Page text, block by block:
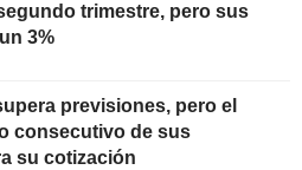
trimestre, pero sus
3%
previsiones, pero el
consecutivo de sus
su cotización